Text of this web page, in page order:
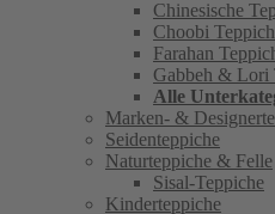
Chinesische
Choobi
Farahan
Gabbeh & Lori
Alle
Marken- &
Seidenteppiche
Naturteppiche & Felle
Sisal-Teppiche
Kinderteppiche